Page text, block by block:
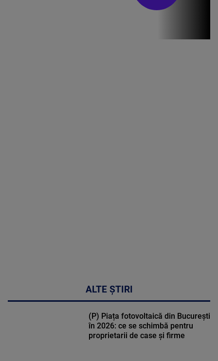
ALTE ȘTIRI
(P) Piața fotovoltaică din București
în 2026: ce se schimbă pentru
proprietarii de case și firme